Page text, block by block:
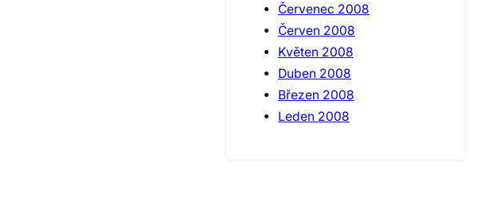
Červenec 2008
Červen 2008
Květen 2008
Duben 2008
Březen 2008
Leden 2008